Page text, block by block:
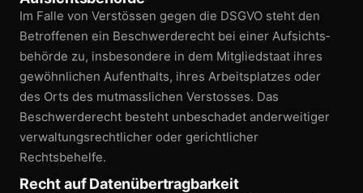
Im Falle von Verstössen gegen die DSGVO steht den
Betroffenen ein Beschwerde­recht bei einer Aufsichts­
behörde zu, insbesondere in dem Mitgliedstaat ihres
gewöhnlichen Aufenthalts, ihres Arbeitsplatzes oder
des Orts des mutmasslichen Verstosses. Das
Beschwerde­recht besteht unbeschadet anderweitiger
verwaltungs­rechtlicher oder gerichtlicher
Rechtsbehelfe.
Recht auf Datenübertragbarkeit